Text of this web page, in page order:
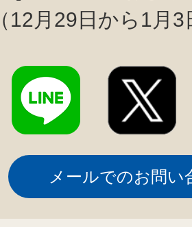
（12月29日から1月
メールでのお問い